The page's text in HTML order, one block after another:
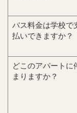
バス料金は学校で
払いできますか？
どこのアパートに
まりますか？